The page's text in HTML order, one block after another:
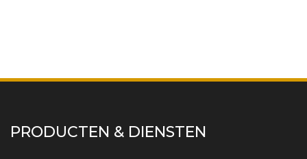
PRODUCTEN & DIENSTEN